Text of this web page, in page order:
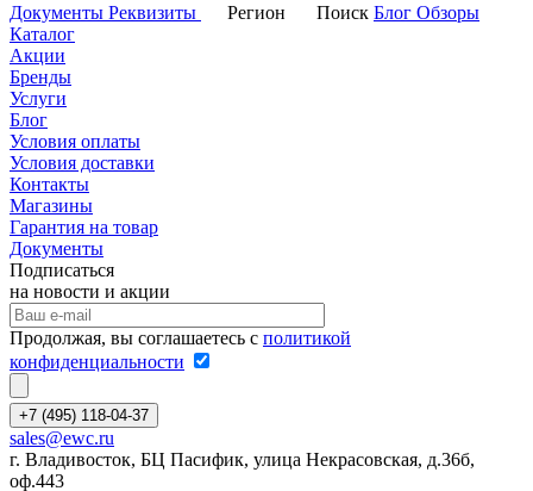
Документы Реквизиты Регион Поиск Блог Обзоры
Каталог
Акции
Бренды
Услуги
Блог
Условия оплаты
Условия доставки
Контакты
Магазины
Гарантия на товар
Документы
Подписаться
на новости и акции
Продолжая, вы соглашаетесь с политикой
конфиденциальности
+7 (495) 118-04-37
sales@ewc.ru
г. Владивосток, БЦ Пасифик, улица Некрасовская, д.36б,
оф.443